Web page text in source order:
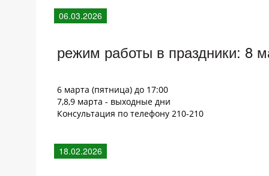
06.03.2026
режим работы в праздники: 8
6 марта (пятница) до 17:00
7,8,9 марта - выходные дни
Консультация по телефону 210-210
18.02.2026